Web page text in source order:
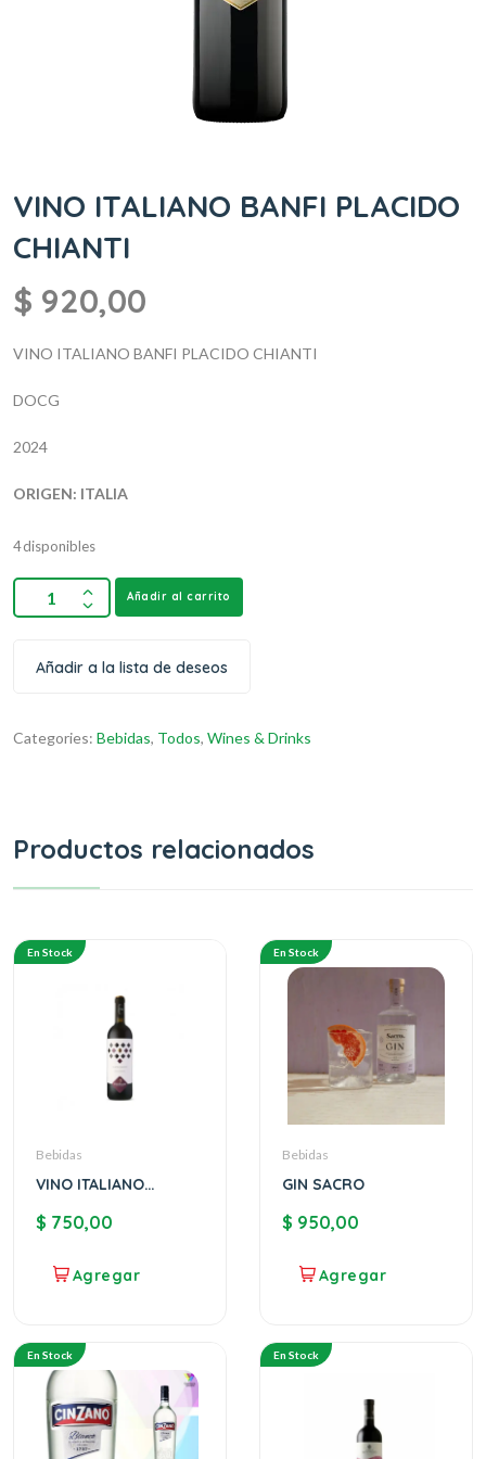
VINO ITALIANO BANFI PLACIDO
CHIANTI
$ 920,00
VINO ITALIANO BANFI PLACIDO CHIANTI
DOCG
2024
ORIGEN: ITALIA
4 disponibles
Añadir al carrito
Añadir a la lista de deseos
Categories: Bebidas, Todos, Wines & Drinks
Productos relacionados
En Stock
Bebidas
VINO ITALIANO
$ 750,00
En Stock
Bebidas
GIN SACRO
$ 950,00
En Stock En Stock